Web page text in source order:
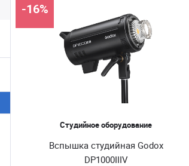
Студийное оборудование
Вспышка студийная Godox
DP1000IIIV
-16%